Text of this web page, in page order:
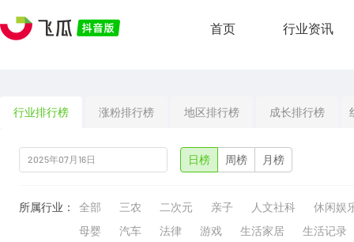
首页 行业资讯
行业排行榜 涨粉排行榜 地区排行榜 成长排行榜
日榜 周榜 月榜
所属行业： 全部 三农 二次元 亲子 人文社科
休闲娱
母婴
汽车 法律 游戏 生活家居
生活记录